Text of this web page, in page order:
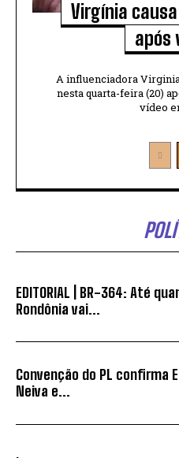
Virgínia
após
A influenciadora
nesta quarta-feira (20)
vídeo
EDITORIAL | BR-364: Até
Rondônia vai...
Convenção do PL confirma
Neiva e...